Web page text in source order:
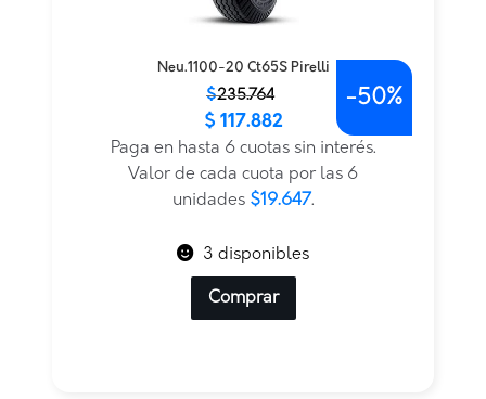
Neu.1100-20 Ct65S Pirelli
$235.764
original
actual
$ 117.882
Paga en hasta 6 cuotas sin interés.
Valor de cada cuota por las 6
unidades $19.647.
-50%
3 disponibles
Comprar